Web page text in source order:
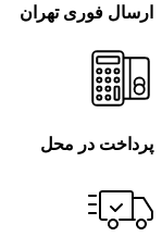
ارسال فوری تهران
پرداخت در محل